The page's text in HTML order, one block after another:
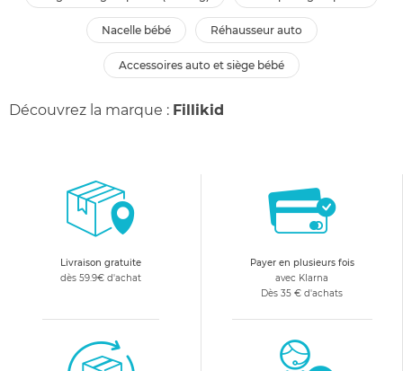
nacelle bébé réhausseur auto
accessoires auto et siège bébé
Découvrez la marque : Fillikid
Livraison gratuite
dès 59.9€ d'achat
Payer en plusieurs fois
avec Klarna
Dès 35 € d'achats